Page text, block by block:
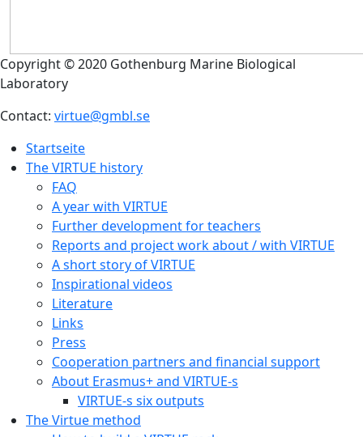
Copyright © 2020 Gothenburg Marine Biological
Laboratory
Contact: virtue@gmbl.se
Startseite
The VIRTUE history
FAQ
A year with VIRTUE
Further development for teachers
Reports and project work about / with VIRTUE
A short story of VIRTUE
Inspirational videos
Literature
Links
Press
Cooperation partners and financial support
About Erasmus+ and VIRTUE-s
VIRTUE-s six outputs
The Virtue method